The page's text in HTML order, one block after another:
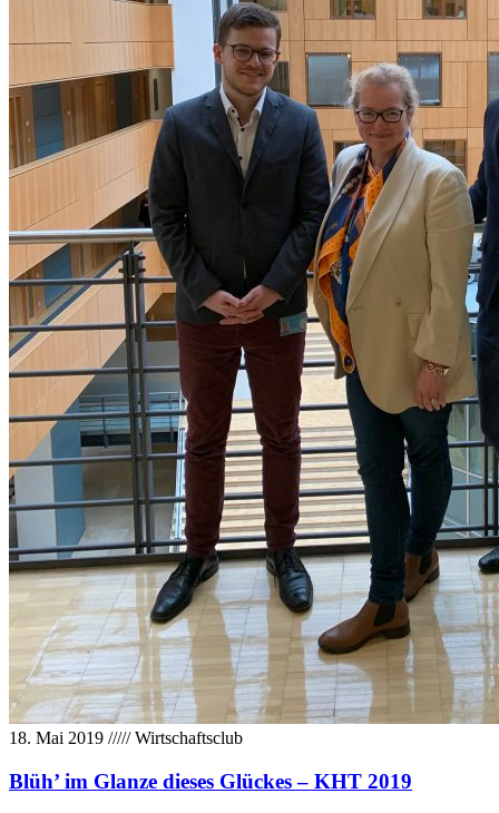
18. Mai 2019 /////Wirtschaftsclub
Blüh’ im Glanze dieses Glückes – KHT 2019